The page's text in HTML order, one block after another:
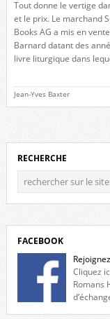
Tout donne le vertige
et le prix. Le marchand
Books AG a mis en
Barnard datant des
livre liturgique dans
Jean-Yves Baxter
RECHERCHE
FACEBOOK
Cliquez
Romans